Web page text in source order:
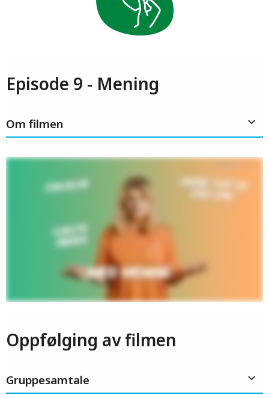
Episode 9 - Mening
Om filmen
Oppfølging av filmen
Gruppesamtale